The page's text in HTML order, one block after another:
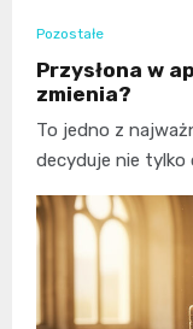
Pozostałe
Przysłona w
zmienia?
To jedno z
decyduje nie tylko